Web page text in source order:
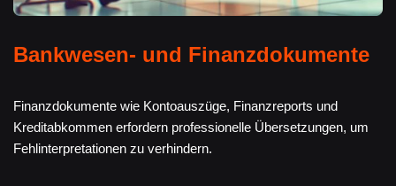
Bankwesen- und Finanzdokumente
Finanzdokumente wie Kontoauszüge, Finanzreports und
Kreditabkommen erfordern professionelle Übersetzungen, um
Fehlinterpretationen zu verhindern.